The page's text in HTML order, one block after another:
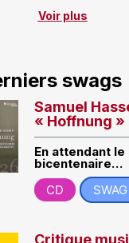
Voir plus
swags
Samuel
« Hoffnung »
En attendant le
bicentenaire…
CD
SWAG
Critique